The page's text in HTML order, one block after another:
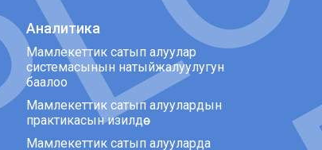
Аналитика
Мамлекеттик сатып алуулар
системасынын натыйжалуулугун
баалоо
Мамлекеттик сатып алуулардын
практикасын изилдөө
Мамлекеттик сатып алууларда